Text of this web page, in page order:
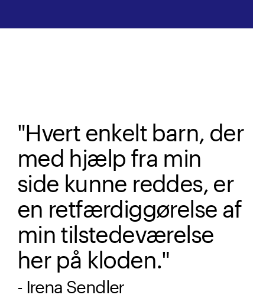
"Hvert enkelt barn, der
med hjælp fra min
side kunne reddes, er
en retfærdiggørelse af
min tilstedeværelse
her på kloden."
- Irena Sendler